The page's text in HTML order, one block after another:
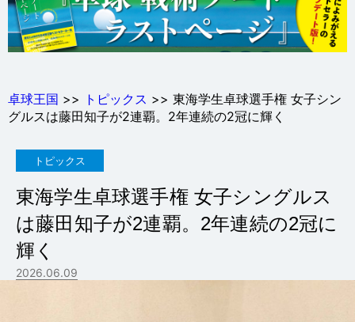
卓球王国 >> トピックス >> 東海学生卓球選手権 女子シン
グルスは藤田知子が2連覇。2年連続の2冠に輝く
トピックス
東海学生卓球選手権 女子シングルス
は藤田知子が2連覇。2年連続の2冠に
輝く
2026.06.09